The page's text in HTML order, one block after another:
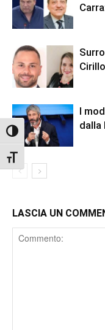
Attiva/disattiva alto
Attiva/disattiva
I
dalla
LASCIA UN
Comment